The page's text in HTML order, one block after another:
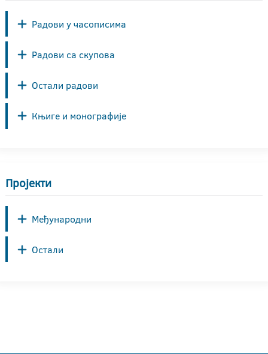
Радови у часописима
Радови са скупова
Остали радови
Књиге и монографије
Пројекти
Међународни
Остали